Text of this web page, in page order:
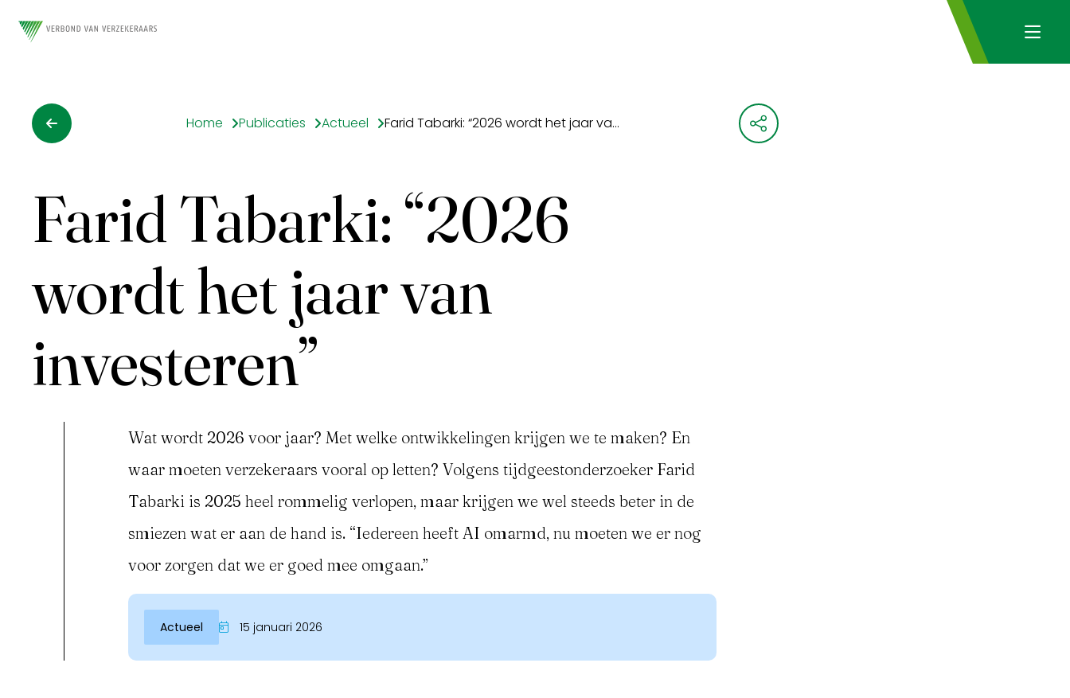
Home Publicaties Actueel Farid Tabarki: “2026 wordt het jaar van investeren”
Farid Tabarki: “2026
wordt het jaar van
investeren”
Wat wordt 2026 voor jaar? Met welke ontwikkelingen krijgen we te maken? En
waar moeten verzekeraars vooral op letten? Volgens tijdgeestonderzoeker Farid
Tabarki is 2025 heel rommelig verlopen, maar krijgen we wel steeds beter in de
smiezen wat er aan de hand is. “Iedereen heeft AI omarmd, nu moeten we er nog
voor zorgen dat we er goed mee omgaan.”
Actueel 15 januari 2026